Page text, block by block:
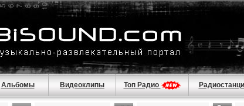
Альбомы Видеоклипы Топ Радио